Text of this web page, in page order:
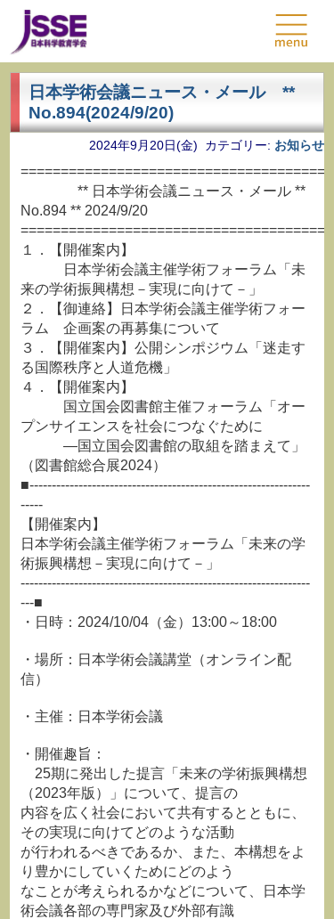
日本学術会議ニュース・メール **
No.894(2024/9/20)
2024年9月20日(金) カテゴリー: お知らせ
** 日本学術会議ニュース・メール **
No.894 ** 2024/9/20
１．【開催案内】
日本学術会議主催学術フォーラム「未
来の学術振興構想－実現に向けて－」
２．【御連絡】日本学術会議主催学術フォー
ラム 企画案の再募集について
３．【開催案内】公開シンポジウム「迷走す
る国際秩序と人道危機」
４．【開催案内】
国立国会図書館主催フォーラム「オー
プンサイエンスを社会につなぐために
―国立国会図書館の取組を踏まえて」
（図書館総合展2024）
■---------------------------------------------------------------
-----
【開催案内】
日本学術会議主催学術フォーラム「未来の学
術振興構想－実現に向けて－」
-----------------------------------------------------------------
---■
・日時：2024/10/04（金）13:00～18:00
・場所：日本学術会議講堂（オンライン配
信）
・主催：日本学術会議
・開催趣旨：
25期に発出した提言「未来の学術振興構想
（2023年版）」について、提言の
内容を広く社会において共有するとともに、
その実現に向けてどのような活動
が行われるべきであるか、また、本構想をよ
り豊かにしていくためにどのよう
なことが考えられるかなどについて、日本学
術会議各部の専門家及び外部有識